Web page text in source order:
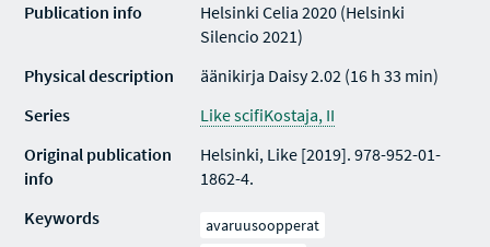
Publication info
Helsinki Celia 2020 (Helsinki
Silencio 2021)
Physical description
äänikirja Daisy 2.02 (16 h 33 min)
Series
Like scifiKostaja, II
Original publication
info
Helsinki, Like [2019]. 978-952-01-
1862-4.
Keywords
avaruusoopperat